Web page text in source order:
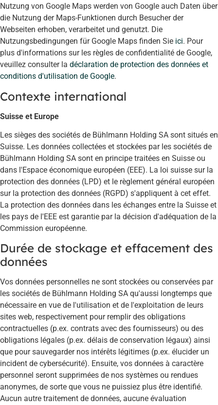
Nutzung von Google Maps werden von Google auch Daten über
die Nutzung der Maps-Funktionen durch Besucher der
Webseiten erhoben, verarbeitet und genutzt. Die
Nutzungsbedingungen für Google Maps finden Sie ici. Pour
plus d'informations sur les règles de confidentialité de Google,
veuillez consulter la déclaration de protection des données et
conditions d'utilisation de Google.
Contexte international
Suisse et Europe
Les sièges des sociétés de Bühlmann Holding SA sont situés en
Suisse. Les données collectées et stockées par les sociétés de
Bühlmann Holding SA sont en principe traitées en Suisse ou
dans l'Espace économique européen (EEE). La loi suisse sur la
protection des données (LPD) et le règlement général européen
sur la protection des données (RGPD) s'appliquent à cet effet.
La protection des données dans les échanges entre la Suisse et
les pays de l'EEE est garantie par la décision d'adéquation de la
Commission européenne.
Durée de stockage et effacement des
données
Vos données personnelles ne sont stockées ou conservées par
les sociétés de Bühlmann Holding SA qu'aussi longtemps que
nécessaire en vue de l'utilisation et de l'exploitation de leurs
sites web, respectivement pour remplir des obligations
contractuelles (p.ex. contrats avec des fournisseurs) ou des
obligations légales (p.ex. délais de conservation légaux) ainsi
que pour sauvegarder nos intérêts légitimes (p.ex. élucider un
incident de cybersécurité). Ensuite, vos données à caractère
personnel seront supprimées de nos systèmes ou rendues
anonymes, de sorte que vous ne puissiez plus être identifié.
Aucun autre traitement de données, aucune évaluation